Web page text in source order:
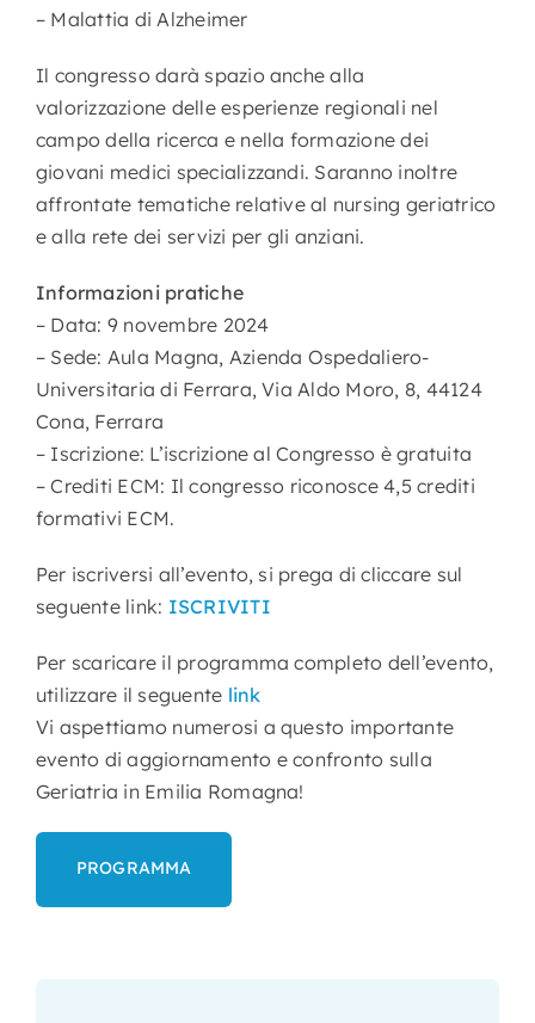
– Malattia di Alzheimer
Il congresso darà spazio anche alla
valorizzazione delle esperienze regionali nel
campo della ricerca e nella formazione dei
giovani medici specializzandi. Saranno inoltre
affrontate tematiche relative al nursing geriatrico
e alla rete dei servizi per gli anziani.
Informazioni pratiche
– Data: 9 novembre 2024
– Sede: Aula Magna, Azienda Ospedaliero-
Universitaria di Ferrara, Via Aldo Moro, 8, 44124
Cona, Ferrara
– Iscrizione: L’iscrizione al Congresso è gratuita
– Crediti ECM: Il congresso riconosce 4,5 crediti
formativi ECM.
Per iscriversi all’evento, si prega di cliccare sul
seguente link: ISCRIVITI
Per scaricare il programma completo dell’evento,
utilizzare il seguente link
Vi aspettiamo numerosi a questo importante
evento di aggiornamento e confronto sulla
Geriatria in Emilia Romagna!
PROGRAMMA